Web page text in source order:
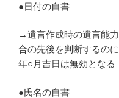
●日付の自書
→遺言作成時の遺言能
合の先後を判断するの
年○月吉日は無効となる
●氏名の自書